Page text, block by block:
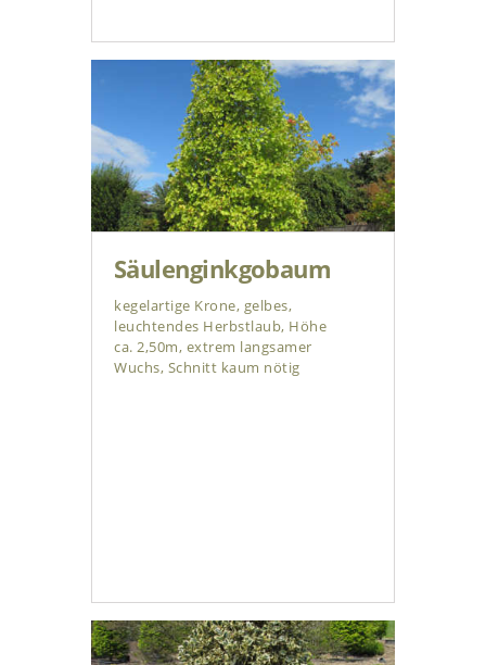
Säulenginkgobaum
kegelartige Krone, gelbes,
leuchtendes Herbstlaub, Höhe
ca. 2,50m, extrem langsamer
Wuchs, Schnitt kaum nötig